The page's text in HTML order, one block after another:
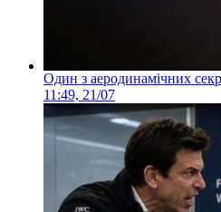
Один з аеродинамічних
11:49, 21/07